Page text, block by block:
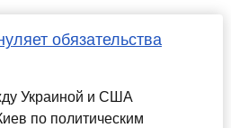
обязательства
Украиной и США
по политическим